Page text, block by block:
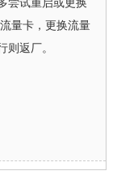
量卡，更换流量
则返厂。